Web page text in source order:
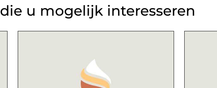
die u mogelijk interesseren